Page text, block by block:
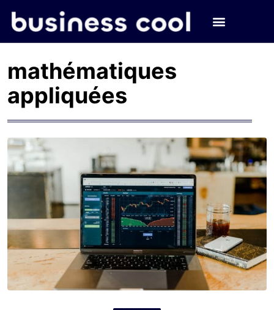
mathématiques
appliquées